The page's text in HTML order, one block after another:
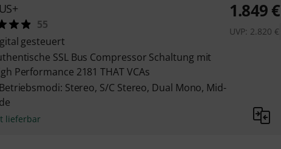
55
gesteuert
SSL Bus Compressor Schaltung mit
Performance 2181 THAT VCAs
Stereo, S/C Stereo, Dual Mono, Mid-
lieferbar
1.849€
UVP: 2.820 €